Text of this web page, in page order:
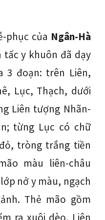
phục của Ngân-Hà
tấc y khuôn đã dạy
3 đoạn: trên Liên,
Lục, Thạch, dưới
Liên tượng Nhãn-
từng Lục có chữ
tròng trắng tiền
màu liên-châu
nở y màu, ngạch
Thẻ mão gồm
ra xuôi dèo, Liên